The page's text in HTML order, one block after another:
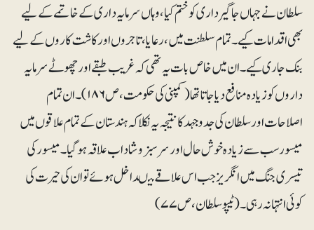
سلطان نے جہاں جاگیرداری کو ختم کیا ، وہاں سرمایہ داری کے خاتمے کے لیے
بھی اقدامات کیے۔ تمام سلطنت میں، رعایا، تاجروں اور کاشت کاروں کے لیے
بنک جاری کیے۔ ان میں خاص بات یہ تھی کہ غریب طبقے اور چھوٹے سرمایہ
داروں کو زیادہ منافع دیا جاتا تھا(کمپنی کی حکومت، ص۱۸۶)۔ ان تمام
اصلاحات اور سلطان کی جدوجہد کا نتیجہ یہ نکلا کہ ہندستان کے تمام علاقوں میں
میسور سب سے زیادہ خوش حال اور سرسبزو شاداب علاقہ ہوگیا۔ میسور کی
تیسری جنگ میں انگریز جب اس علاقے میںداخل ہوئے تو ان کی حیرت کی
کوئی انتہا نہ رہی۔ (ٹیپو سلطان، ص ۷۷)